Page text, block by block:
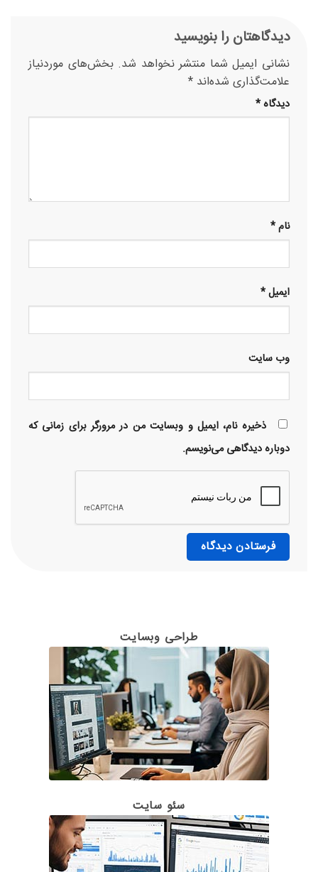
دیدگاهتان را بنویسید
نشانی ایمیل شما منتشر نخواهد شد. بخش‌های موردنیاز
علامت‌گذاری شده‌اند *
دیدگاه*
نام*
ایمیل*
وب‌ سایت
ذخیره نام، ایمیل و وبسایت من در مرورگر برای زمانی که
دوباره دیدگاهی می‌نویسم.
طراحی وبسایت
سئو سایت